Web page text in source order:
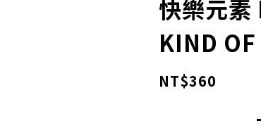
快樂元素
KIND
NT$360